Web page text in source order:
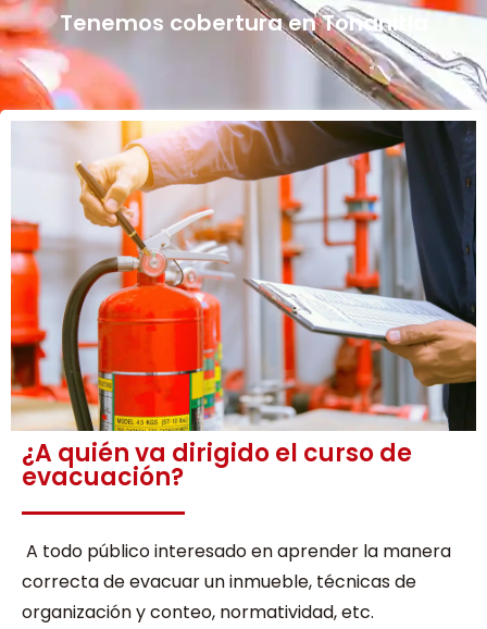
Tenemos cobertura en Tonanitla
¿A quién va dirigido el curso de
evacuación?
A todo público interesado en aprender la manera
correcta de evacuar un inmueble, técnicas de
organización y conteo, normatividad, etc.